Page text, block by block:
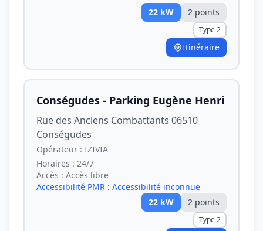
22 kW 2 points
Type 2
Itinéraire
Conségudes - Parking Eugène Henri
Rue des Anciens Combattants 06510
Conségudes
Opérateur : IZIVIA
Horaires : 24/7
Accès : Accès libre
Accessibilité PMR : Accessibilité inconnue
22 kW 2 points
Type 2